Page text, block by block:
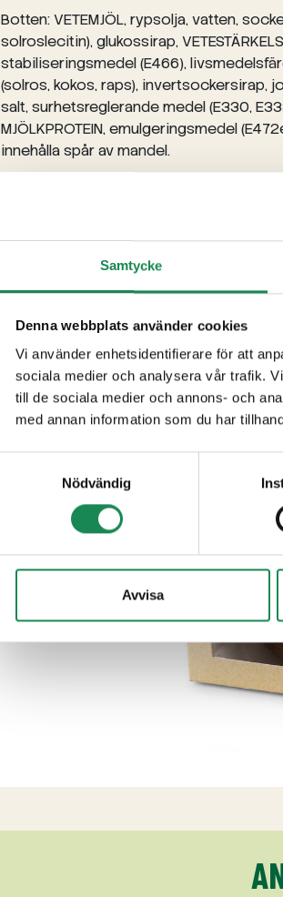
Samtycke
Denna webbplats använder cookies
Vi använder enhetsidentifierare för att
sociala medier och analysera vår trafik.
till de sociala medier och annons- och
med annan information som du har
Nödvändig
Avvisa
Botten: VETEMJÖL, rypsolja, vatten,
solroslecitin), glukossirap,
stabiliseringsmedel (E466),
(solros, kokos, raps), invertsockersirap,
salt, surhetsreglerande medel (E330,
MJÖLKPROTEIN, emulgeringsmedel
innehålla spår av mandel.
Specialdieter
Ytterligare uppgifter